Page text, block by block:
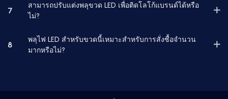
7
สามารถปรับแต่งพลุขวด LED เพื่อติดโลโก้แบรนด์ได้หรือ
ไม่?
8
พลุไฟ LED สำหรับขวดนี้เหมาะสำหรับการสั่งซื้อจำนวน
มากหรือไม่?